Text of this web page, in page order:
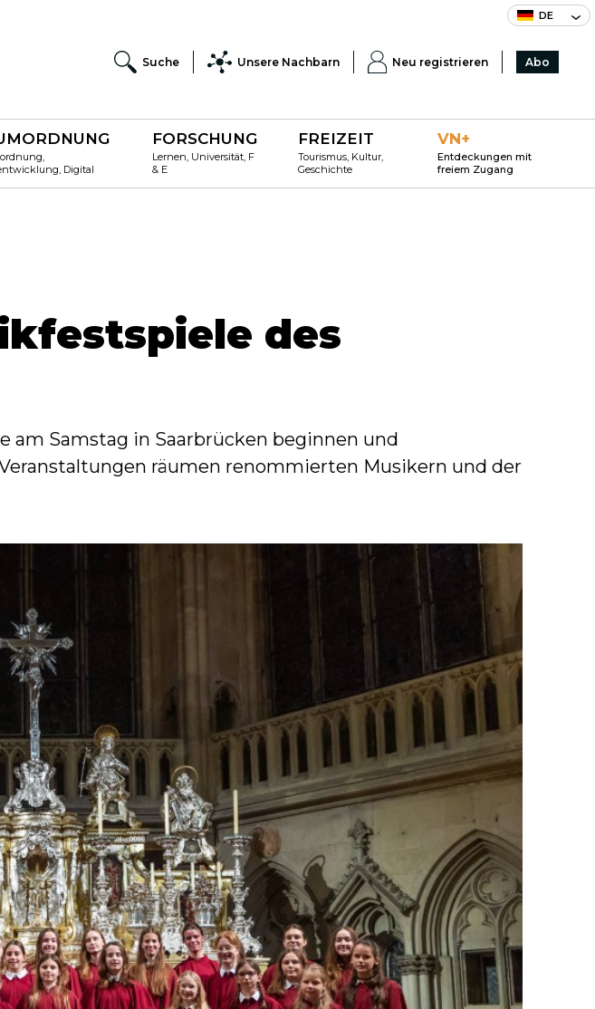
DE
Suche Unsere Nachbarn Neu registrieren Abo
Digital
FORSCHUNG
Lernen, Universität, F
& E
FREIZEIT
Tourismus, Kultur,
Geschichte
VN+
Entdeckungen mit
freiem Zugang
des
am Samstag in Saarbrücken beginnen und
räumen renommierten Musikern und der